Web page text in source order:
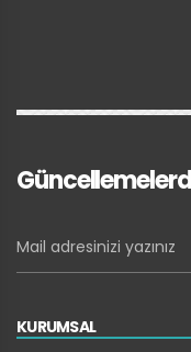
KURUMSAL